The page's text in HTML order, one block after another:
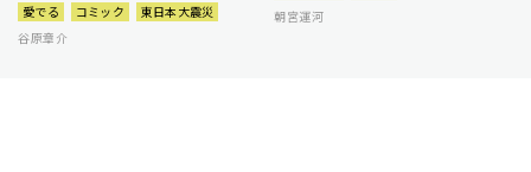
愛でる コミック
東日本大震災
谷原章介
朝宮運河